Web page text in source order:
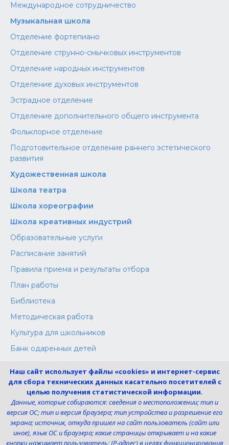
Международное сотрудничество
Музыкальная школа
Отделение фортепиано
Отделение струнно-смычковых инструментов
Отделение народных инструментов
Отделение духовых инструментов
Эстрадное отделение
Отделение дополнительного общего инструмента
Фольклорное отделение
Подготовительное отделение раннего эстетического
развития
Художественная школа
Школа‌‌‌‌ театра
Школа хореографии
Школа креативных индустрий
Образовательные услуги
Расписание занятий
Правила приема и результаты отбора
План работы
Библиотека
Методическая работа
Культура для школьников
Банк одаренных детей
Независимая оценка
Меры поддержки участников СВО
Телефон:
8 (4725) 240725
Наш сайт использует файлы «cookies» и интернет-сервис
для сбора технических данных касательно посетителей с
целью получения статистической информации.
Данные, которые собираются: сведения о местоположении; тип и
версия ОС; тип и версия браузера; тип устройства и разрешение его
экрана; источник, откуда пришел на сайт пользователь (сайт или
иное), язык ОС и браузера; какие страницы открывает и на какие
кнопки нажимает пользователь; IP-адрес) в целях функционирования